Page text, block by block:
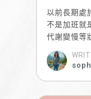
以前長期處
不是加班就
代謝變慢等